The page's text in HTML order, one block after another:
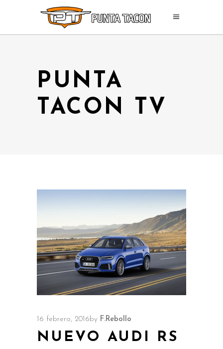
PUNTA
TACON TV
16 febrero, 2016 by F.Rebollo
NUEVO AUDI RS